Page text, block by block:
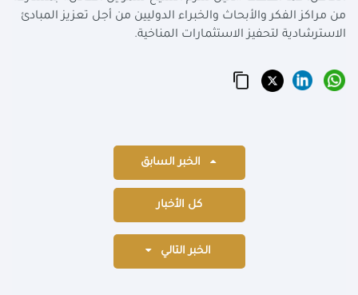
من مراكز الفكر والأبحاث والخبراء الدوليين من أجل تعزيز المبادئ
الاسترشادية لتحفيز الاستثمارات المناخية.
الخبر السابق
كل الأخبار
الخبر التالي